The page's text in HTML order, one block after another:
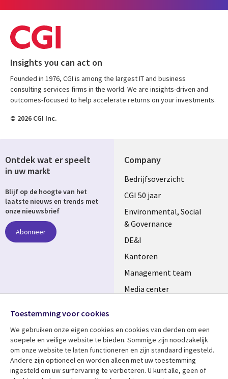
Insights you can act on
Founded in 1976, CGI is among the largest IT and business
consulting services firms in the world. We are insights-driven and
outcomes-focused to help accelerate returns on your investments.
© 2026 CGI Inc.
Company
Useful
links
NETHERLANDS
Bedrijfsoverzicht
CGI 50 jaar
Environmental, Social
& Governance
DE&I
Kantoren
Management team
Media center
Bekijk meer Support
Ontdek wat er speelt
in uw markt
Blijf op de hoogte van het
laatste nieuws en trends met
onze nieuwsbrief
Abonneer
Media
NETHERLANDS
Toestemming voor cookies
We gebruiken onze eigen cookies en cookies van derden om een ​​
soepele en veilige website te bieden. Sommige zijn noodzakelijk
om onze website te laten functioneren en zijn standaard ingesteld.
Andere zijn optioneel en worden alleen met uw toestemming
ingesteld om uw surfervaring te verbeteren. U kunt alle, geen of